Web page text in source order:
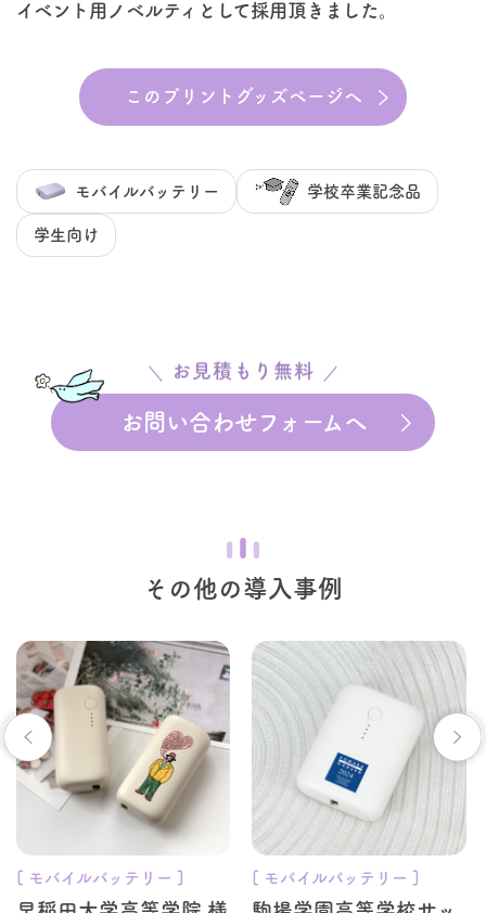
イベント用ノベルティとして採用頂きました。
このプリントグッズページへ
モバイルバッテリー 学校卒業記念品
学生向け
お見積もり無料
お問い合わせフォームへ
その他の導入事例
[ モバイルバッテリー ] [ モバイルバッテリー ]